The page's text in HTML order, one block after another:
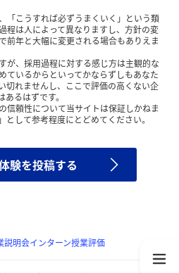
「こうすれば必ずうまくいく」という類
程は人によって異なりますし、方針の変
前年と大幅に変更される場合もありえま
が、採用過程に対する感じ方は主観的な
ているからといってかならずしもあなた
切れませんし、ここで評価の高くない企
るはずです。
信頼性について当サイトは保証しかねま
して参考程度にとどめてください。
験を投稿する
説明会インターン授業評価